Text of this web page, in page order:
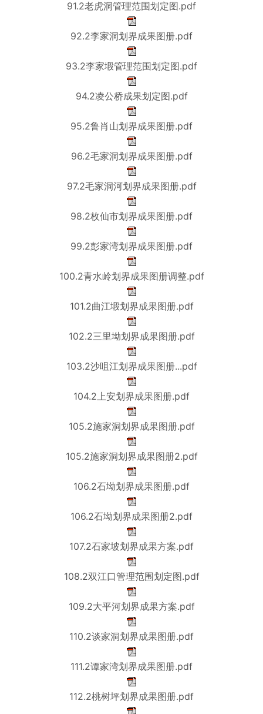
91.2老虎洞管理范围划定图.pdf
92.2李家洞划界成果图册.pdf
93.2李家塅管理范围划定图.pdf
94.2凌公桥成果划定图.pdf
95.2鲁肖山划界成果图册.pdf
96.2毛家洞划界成果图册.pdf
97.2毛家洞河划界成果图册.pdf
98.2枚仙市划界成果图册.pdf
99.2彭家湾划界成果图册.pdf
100.2青水岭划界成果图册调整.pdf
101.2曲江塅划界成果图册.pdf
102.2三里坳划界成果图册.pdf
103.2沙咀江划界成果图册...pdf
104.2上安划界成果图册.pdf
105.2施家洞划界成果图册.pdf
105.2施家洞划界成果图册2.pdf
106.2石坳划界成果图册.pdf
106.2石坳划界成果图册2.pdf
107.2石家坡划界成果方案.pdf
108.2双江口管理范围划定图.pdf
109.2大平河划界成果方案.pdf
110.2谈家洞划界成果图册.pdf
111.2谭家湾划界成果图册.pdf
112.2桃树坪划界成果图册.pdf